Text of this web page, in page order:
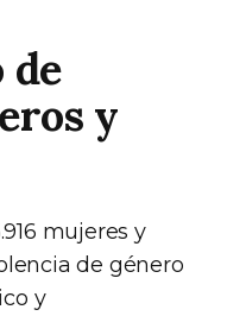
y
mujeres y
de género
y